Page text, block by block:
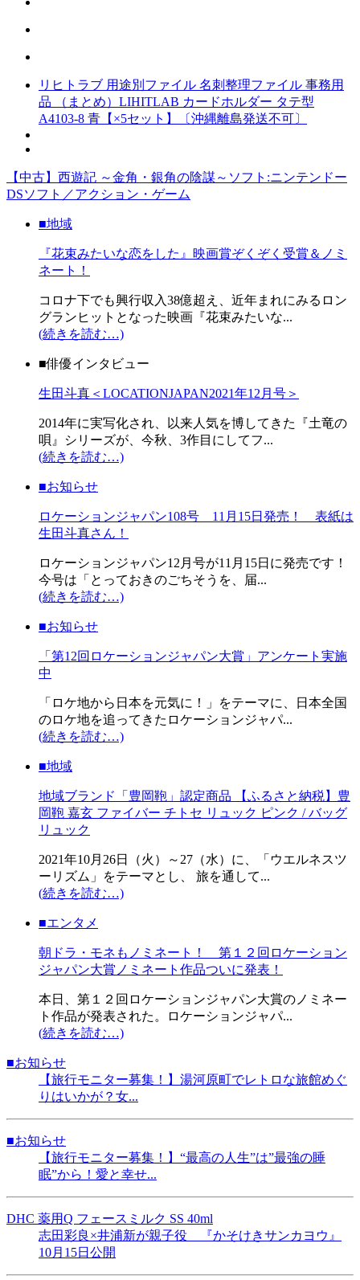
リヒトラブ 用途別ファイル 名刺整理ファイル 事務用
品 （まとめ）LIHITLAB カードホルダー タテ型
A4103-8 青【×5セット】〔沖縄離島発送不可〕
【中古】西遊記 ～金角・銀角の陰謀～ソフト:ニンテンドー
DSソフト／アクション・ゲーム
■地域
『花束みたいな恋をした』映画賞ぞくぞく受賞＆ノミ
ネート！
コロナ下でも興行収入38億超え、近年まれにみるロン
グランヒットとなった映画『花束みたいな...
(続きを読む…)
■俳優インタビュー
生田斗真＜LOCATIONJAPAN2021年12月号＞
2014年に実写化され、以来人気を博してきた『土竜の
唄』シリーズが、今秋、3作目にしてフ...
(続きを読む…)
■お知らせ
ロケーションジャパン108号 11月15日発売！ 表紙は
生田斗真さん！
ロケーションジャパン12月号が11月15日に発売です！
今号は「とっておきのごちそうを、届...
(続きを読む…)
■お知らせ
「第12回ロケーションジャパン大賞」アンケート実施
中
「ロケ地から日本を元気に！」をテーマに、日本全国
のロケ地を追ってきたロケーションジャパ...
(続きを読む…)
■地域
地域ブランド「豊岡鞄」認定商品 【ふるさと納税】豊
岡鞄 嘉玄 ファイバー チトセ リュック ピンク / バッグ
リュック
2021年10月26日（火）～27（水）に、「ウエルネスツ
ーリズム」をテーマとし、 旅を通して...
(続きを読む…)
■エンタメ
朝ドラ・モネもノミネート！ 第１２回ロケーション
ジャパン大賞ノミネート作品ついに発表！
本日、第１２回ロケーションジャパン大賞のノミネー
ト作品が発表された。ロケーションジャパ...
(続きを読む…)
■お知らせ
【旅行モニター募集！】湯河原町でレトロな旅館めぐ
りはいかが？女...
■お知らせ
【旅行モニター募集！】“最高の人生”は”最強の睡
眠”から！愛と幸せ...
DHC 薬用Q フェースミルク SS 40ml
志田彩良×井浦新が親子役 『かそけきサンカヨウ』
10月15日公開